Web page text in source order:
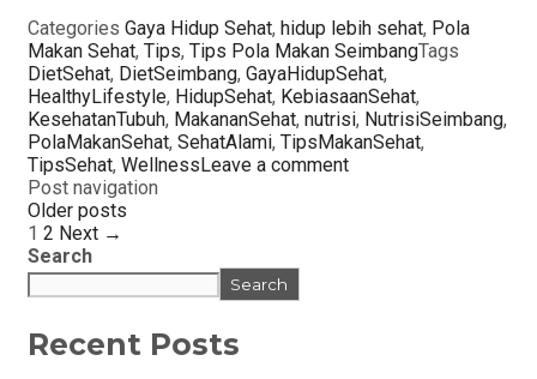
Categories Gaya Hidup Sehat, hidup lebih sehat, Pola
Makan Sehat, Tips, Tips Pola Makan SeimbangTags
DietSehat, DietSeimbang, GayaHidupSehat,
HealthyLifestyle, HidupSehat, KebiasaanSehat,
KesehatanTubuh, MakananSehat, nutrisi, NutrisiSeimbang,
PolaMakanSehat, SehatAlami, TipsMakanSehat,
TipsSehat, WellnessLeave a comment
Post navigation
Older posts
1 2 Next →
Search
Search
Recent Posts